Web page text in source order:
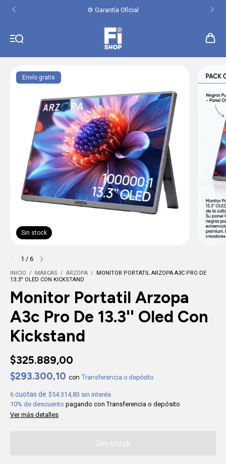
⚙️ Garantía Oficial
Sin stock
Envío gratis
1 / 6
INICIO / MARCAS / ARZOPA /
MONITOR PORTATIL ARZOPA A3C PRO DE
13.3'' OLED CON KICKSTAND
Monitor Portatil Arzopa
A3c Pro De 13.3'' Oled Con
Kickstand
$325.889,00
$293.300,10 con Transferencia o depósito
6 $54.314,83 sin interés
10% de descuento pagando con Transferencia o depósito
Ver más detalles